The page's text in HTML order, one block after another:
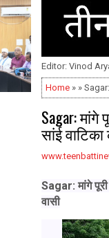
Editor: Vinod
Home » »
Sagar:
सांई वाटिका
Sagar: मांगे
वासी